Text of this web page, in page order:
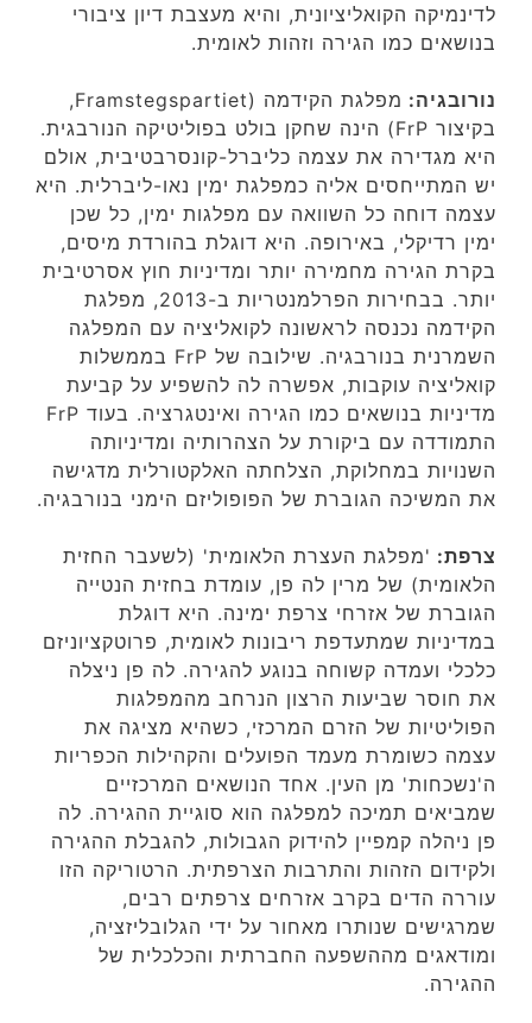
לדינמיקה הקואליציונית, והיא מעצבת דיון ציבורי
בנושאים כמו הגירה וזהות לאומית.
נורובגיה:
מפלגת הקידמה (Framstegspartiet,
בקיצור FrP) הינה שחקן בולט בפוליטיקה הנורבגית.
היא מגדירה את עצמה כליברל-קונסרבטיבית, אולם
יש המתייחסים אליה כמפלגת ימין נאו-ליברלית. היא
עצמה דוחה כל השוואה עם מפלגות ימין, כל שכן
ימין רדיקלי, באירופה. היא דוגלת בהורדת מיסים,
בקרת הגירה מחמירה יותר ומדיניות חוץ אסרטיבית
יותר. בבחירות הפרלמנטריות ב-2013, מפלגת
הקידמה נכנסה לראשונה לקואליציה עם המפלגה
השמרנית בנורבגיה. שילובה של FrP בממשלות
קואליציה עוקבות, אפשרה לה להשפיע על קביעת
מדיניות בנושאים כמו הגירה ואינטגרציה. בעוד FrP
התמודדה עם ביקורת על הצהרותיה ומדיניותה
השנויות במחלוקת, הצלחתה האלקטורלית מדגישה
את המשיכה הגוברת של הפופוליזם הימני בנורבגיה.
צרפת: 'מפלגת העצרת הלאומית' (לשעבר החזית
הלאומית) של מרין לה פן, עומדת בחזית הנטייה
הגוברת של אזרחי צרפת ימינה. היא דוגלת
במדיניות שמתעדפת ריבונות לאומית, פרוטקציוניזם
כלכלי ועמדה קשוחה בנוגע להגירה. לה פן ניצלה
את חוסר שביעות הרצון הנרחב מהמפלגות
הפוליטיות של הזרם המרכזי, כשהיא מציגה את
עצמה כשומרת מעמד הפועלים והקהילות הכפריות
ה'נשכחות' מן העין. אחד הנושאים המרכזיים
שמביאים תמיכה למפלגה הוא סוגיית ההגירה. לה
פן ניהלה קמפיין להידוק הגבולות, להגבלת ההגירה
ולקידום הזהות והתרבות הצרפתית. הרטוריקה הזו
עוררה הדים בקרב אזרחים צרפתים רבים,
שמרגישים שנותרו מאחור על ידי הגלובליזציה,
ומודאגים מההשפעה החברתית והכלכלית של
ההגירה.